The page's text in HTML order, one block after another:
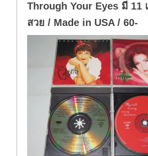
Through Your Eyes มี 11
สวย / Made in USA / 60-